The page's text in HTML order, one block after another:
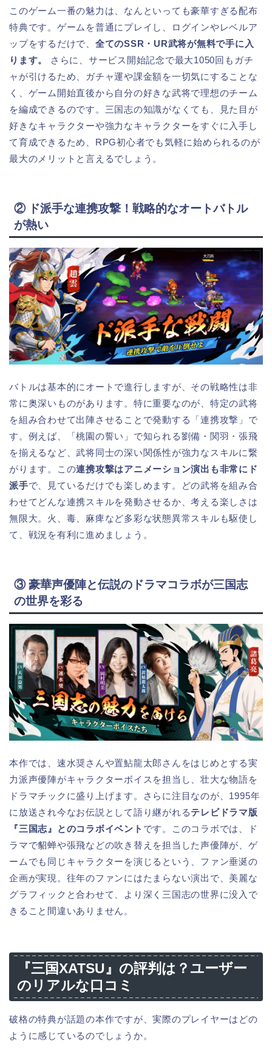
このゲーム一番の魅力は、なんといっても豪華すぎる配布
特典です。ゲームを普通にプレイし、ログインやレベルア
ップをするだけで、 全てのSSR・UR武将が無料で手に入
ります。
さらに、サービス開始記念で最大1050回もガチ
ャが引けるため、ガチャ運や課金額を一切気にすることな
く、ゲーム開始直後から自分の好きな武将で理想のチーム
を編成できるのです。三国志の知識がなくても、見た目が
好きなキャラクターや強力なキャラクターをすぐに入手し
て育成できるため、RPG初心者でも気軽に始められるのが
最大のメリットと言えるでしょう。
② ド派手な連携攻撃！戦略的なオートバトル
が熱い
バトルは基本的にオートで進行しますが、その戦略性は非
常に奥深いものがあります。特に重要なのが、特定の武将
を組み合わせて出陣させることで発動する「連携攻撃」で
す。例えば、「桃園の誓い」で知られる劉備・関羽・張飛
を揃えるなど、武将同士の深い関係性が強力なスキルに繋
がります。この連携攻撃はアニメーション演出も非常にド
派手で、見ているだけでも楽しめます。どの武将を組み合
わせてどんな連携スキルを発動させるか、考える楽しさは
無限大。火、毒、麻痺など多彩な状態異常スキルも駆使し
て、戦況を有利に進めましょう。
③ 豪華声優陣と伝説のドラマコラボが三国志
の世界を彩る
本作では、速水奨さんや置鮎龍太郎さんをはじめとする実
力派声優陣がキャラクターボイスを担当し、壮大な物語を
ドラマチックに盛り上げます。さらに注目なのが、1995年
に放送され今なお伝説として語り継がれるテレビドラマ版
『三国志』とのコラボイベント です。このコラボでは、ド
ラマで貂蝉や張飛などの吹き替えを担当した声優陣が、ゲ
ームでも同じキャラクターを演じるという、ファン垂涎の
企画が実現。往年のファンにはたまらない演出で、美麗な
グラフィックと合わせて、より深く三国志の世界に没入で
きること間違いありません。
『三国XATSU』の評判は？ユーザー
のリアルな口コミ
破格の特典が話題の本作ですが、実際のプレイヤーはどの
ように感じているのでしょうか。